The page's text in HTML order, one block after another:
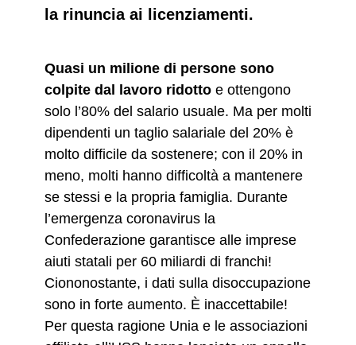
la rinuncia ai licenziamenti.
Quasi un milione di persone sono
colpite dal lavoro ridotto e ottengono
solo l’80% del salario usuale. Ma per molti
dipendenti un taglio salariale del 20% è
molto difficile da sostenere; con il 20% in
meno, molti hanno difficoltà a mantenere
se stessi e la propria famiglia. Durante
l’emergenza coronavirus la
Confederazione garantisce alle imprese
aiuti statali per 60 miliardi di franchi!
Ciononostante, i dati sulla disoccupazione
sono in forte aumento. È inaccettabile!
Per questa ragione Unia e le associazioni